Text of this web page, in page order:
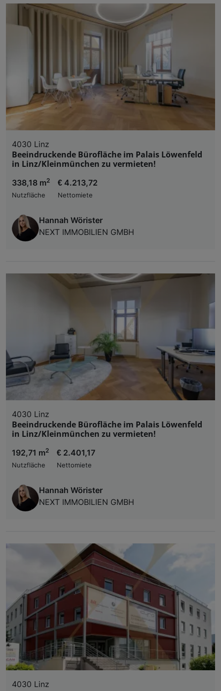
4030 Linz
Beeindruckende Bürofläche im Palais Löwenfeld
in Linz/Kleinmünchen zu vermieten!
338,18 m2
Nutzfläche
€ 4.213,72
Nettomiete
Hannah Wörister
NEXT IMMOBILIEN GMBH
4030 Linz
Beeindruckende Bürofläche im Palais Löwenfeld
in Linz/Kleinmünchen zu vermieten!
192,71 m2
Nutzfläche
€ 2.401,17
Nettomiete
Hannah Wörister
NEXT IMMOBILIEN GMBH
4030 Linz